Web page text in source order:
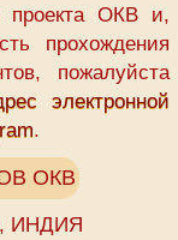
проекта ОКВ и,
прохождения
пожалуйста
электронной
.
ОКВ
ИНДИЯ